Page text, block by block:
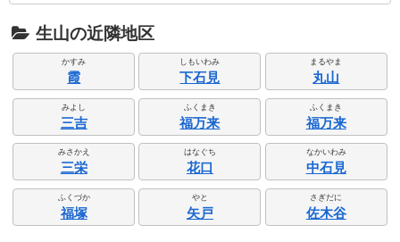
生山の近隣地区
かすみ
霞
しもいわみ
下石見
まるやま
丸山
みよし
三吉
ふくまき
福万来
ふくまき
福万来
みさかえ
三栄
はなぐち
花口
なかいわみ
中石見
ふくづか
福塚
やと
矢戸
さぎだに
佐木谷